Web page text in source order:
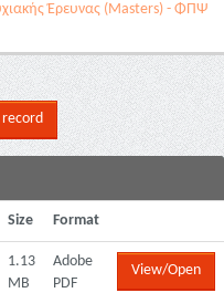
Έρευνας (Masters) - ΦΠΨ
Size Format
1.13
MB
Adobe
PDF
View/Open